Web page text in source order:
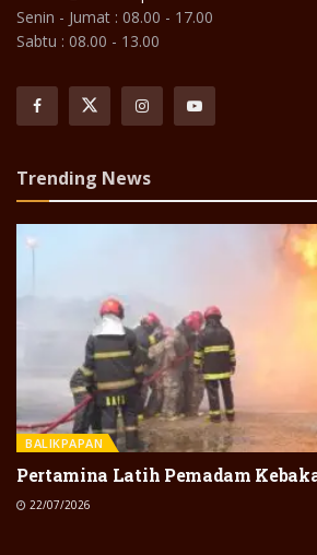
Senin - Jumat : 08.00 - 17.00
Sabtu : 08.00 - 13.00
Trending News
BALIKPAPAN
Pertamina Latih Pemadam
22/07/2026